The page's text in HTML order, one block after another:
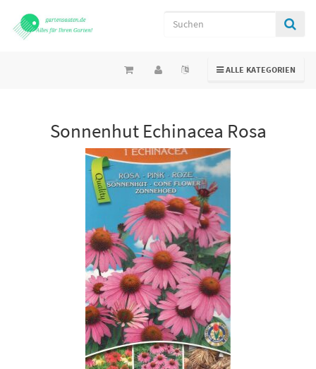
TOGGLE NAVIGATION
ALLE KATEGORIEN
Sonnenhut Echinacea Rosa